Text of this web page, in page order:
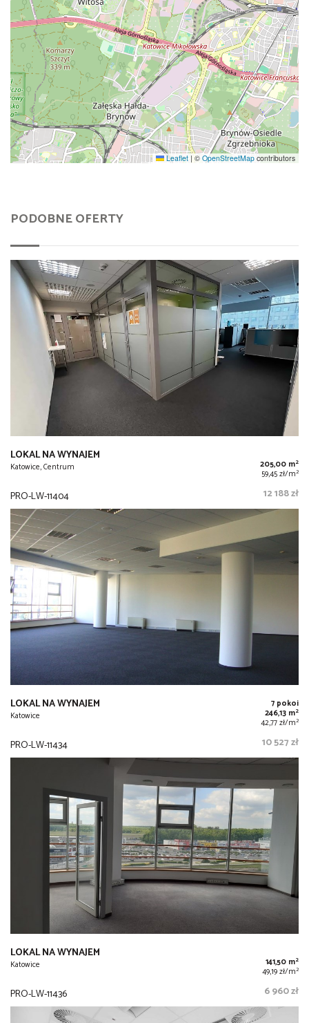
Leaflet | © OpenStreetMap contributors
PODOBNE OFERTY
LOKAL NA WYNAJEM
Katowice, Centrum 205,00 m2
59,45 zł/m2
PRO-LW-11404 12 188 zł
LOKAL NA WYNAJEM
Katowice
7 pokoi
246,13 m2
42,77 zł/m2
PRO-LW-11434 10 527 zł
LOKAL NA WYNAJEM
Katowice 141,50 m2
49,19 zł/m2
PRO-LW-11436 6 960 zł